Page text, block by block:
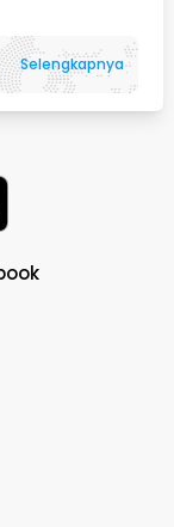
Selengkapnya